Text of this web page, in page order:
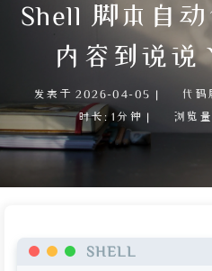
Shell 脚本自
内容到说说
发表于 2026-04-05 | 代码
时长: 1分钟 | 浏览
SHELL